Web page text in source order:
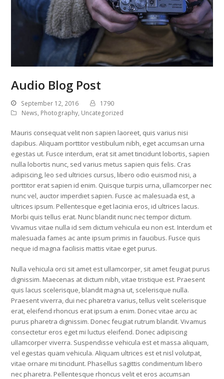
Audio Blog Post
September 12, 2016
1790
News, Photography, Uncategorized
Mauris consequat velit non sapien laoreet, quis varius nisi
dapibus. Aliquam porttitor vestibulum nibh, eget accumsan urna
egestas ut. Fusce interdum, erat sit amet tincidunt lobortis, sapien
nulla lobortis nunc, sed varius metus sapien quis felis. Cras
adipiscing, leo sed ultricies cursus, libero odio euismod nisi, a
porttitor erat sapien id enim. Quisque turpis urna, ullamcorper nec
nunc vel, auctor imperdiet sapien. Fusce ac malesuada est, a
ultrices ipsum. Pellentesque eget lacinia eros, id ultrices lacus.
Morbi quis tellus erat. Nunc blandit nunc nec tempor dictum.
Vivamus vitae nulla id sem dictum vehicula eu non est. Interdum et
malesuada fames ac ante ipsum primis in faucibus. Fusce quis
neque id magna facilisis mattis vitae eget purus.
Nulla vehicula orci sit amet est ullamcorper, sit amet feugiat purus
dignissim. Maecenas at dictum nibh, vitae tristique est. Praesent
quis lacus scelerisque, blandit magna ut, scelerisque nulla.
Praesent viverra, dui nec pharetra varius, tellus velit scelerisque
erat, eleifend rhoncus erat ipsum a enim. Donec vitae arcu ac
purus pharetra dignissim. Donec feugiat rutrum blandit. Vivamus
consectetur eros eget mi luctus eleifend. Donec adipiscing
ullamcorper viverra. Suspendisse vehicula est et massa aliquam,
vel egestas quam vehicula. Aliquam ultrices est et nisl volutpat,
vitae ornare mi tincidunt. Phasellus sagittis condimentum libero
nec pharetra. Pellentesque rhoncus velit et eros accumsan